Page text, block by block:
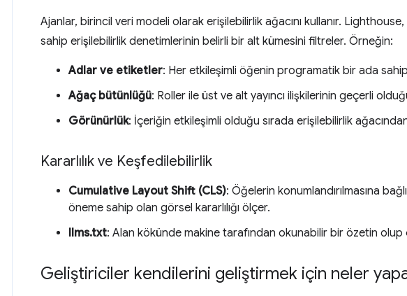
Ajanlar, birincil veri modeli olarak erişilebilirlik ağacını kullanır.
sahip erişilebilirlik denetimlerinin belirli bir alt kümesini filtreler. Örneğin:
Adlar ve etiketler: Her etkileşimli öğenin programatik bir ada sahip
Ağaç bütünlüğü: Roller ile üst ve alt yayıncı ilişkilerinin geçerli
Görünürlük: İçeriğin etkileşimli olduğu sırada erişilebilirlik
Kararlılık ve Keşfedilebilirlik
Cumulative Layout Shift (CLS): Öğelerin konumlandırılmasına
öneme sahip olan görsel kararlılığı ölçer.
llms.txt: Alan kökünde makine tarafından okunabilir bir özetin olup
Geliştiriciler kendilerini geliştirmek için neler